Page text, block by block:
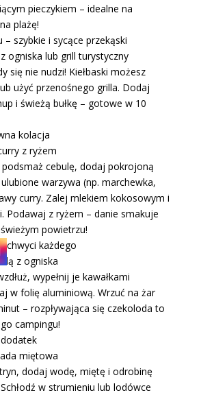
pieczykiem – idealne na
plażę!
– szybkie i sycące przekąski
ogniska lub grill turystyczny
się nie nudzi! Kiełbaski możesz
użyć przenośnego grilla. Dodaj
i świeżą bułkę – gotowe w 10
kolacja
z ryżem
cebulę, dodaj pokrojoną
warzywa (np. marchewka,
curry. Zalej mlekiem kokosowym i
Podawaj z ryżem – danie smakuje
powietrzu!
każdego
z ogniska
wypełnij je kawałkami
w folię aluminiową. Wrzuć na żar
– rozpływająca się czekoloda to
campingu!
miętowa
dodaj wodę, miętę i odrobinę
w strumieniu lub lodówce